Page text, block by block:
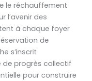
le réchauffement
l’avenir des
à chaque foyer
de
s’inscrit
progrès collectif
pour construire